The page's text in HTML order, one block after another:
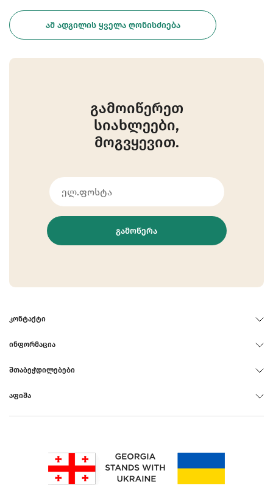
ᲐᲛ ᲐᲓᲒᲘᲚᲘᲡ ᲧᲕᲔᲚᲐ ᲦᲝᲜᲘᲡᲫᲘᲔᲑᲐ
გამოიწერეთ
სიახლეები,
მოგვყევით.
ᲒᲐᲛᲝᲬᲔᲠᲐ
ᲙᲝᲜᲢᲐᲥᲢᲘ
ᲘᲜᲤᲝᲠᲛᲐᲪᲘᲐ
ᲨᲗᲐᲑᲔᲭᲓᲘᲚᲔᲑᲔᲑᲘ
ᲐᲤᲘᲨᲐ